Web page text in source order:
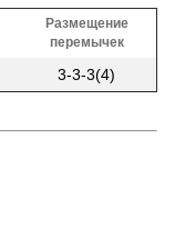
Размещение
перемычек
3-3-3(4)